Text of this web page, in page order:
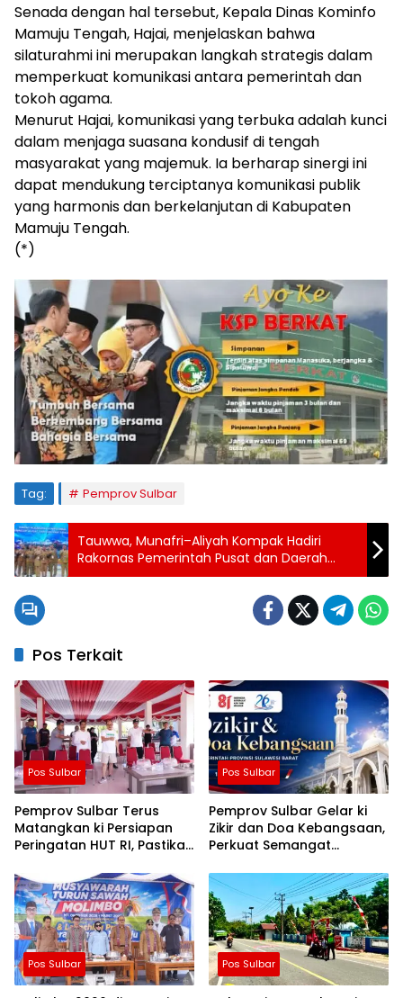
Senada dengan hal tersebut, Kepala Dinas Kominfo
Mamuju Tengah, Hajai, menjelaskan bahwa
silaturahmi ini merupakan langkah strategis dalam
memperkuat komunikasi antara pemerintah dan
tokoh agama.
Menurut Hajai, komunikasi yang terbuka adalah kunci
dalam menjaga suasana kondusif di tengah
masyarakat yang majemuk. Ia berharap sinergi ini
dapat mendukung terciptanya komunikasi publik
yang harmonis dan berkelanjutan di Kabupaten
Mamuju Tengah.
(*)
Tag: Pemprov Sulbar
Tauwwa, Munafri–Aliyah Kompak Hadiri
Rakornas Pemerintah Pusat dan Daerah
2026 Dibuka Presiden Prabowo
Pos Terkait
Pos Sulbar
Pemprov Sulbar Terus
Matangkan ki Persiapan
Peringatan HUT RI, Pastikan
Pos Sulbar
Pemprov Sulbar Gelar ki
Zikir dan Doa Kebangsaan,
Perkuat Semangat
Persatuan
Pos Sulbar Pos Sulbar